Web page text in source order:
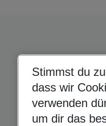
Stimmst du
dass wir
verwenden
um dir das